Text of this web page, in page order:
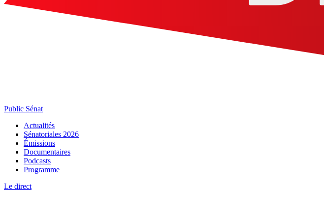
Public Sénat
Actualités
Sénatoriales 2026
Émissions
Documentaires
Podcasts
Programme
Le direct